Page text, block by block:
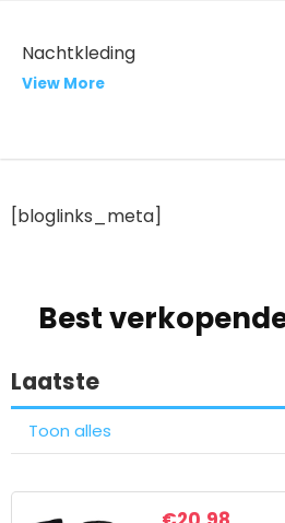
Nachtkleding
View More
[bloglinks_meta]
Best
Laatste
Toon alles